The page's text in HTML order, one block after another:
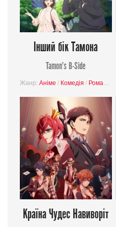
Інший бік Тамона
Tamon's B-Side
Жанр: Аніме / Комедія / Романтика
Країна Чудес Навиворіт